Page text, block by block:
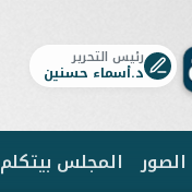
رئيس التحرير
د.أسماء حسنين
المجلس بيتكلم